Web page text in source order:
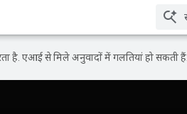
है. एआई से मिले अनुवादों में गलतियां हो सकती हैं.